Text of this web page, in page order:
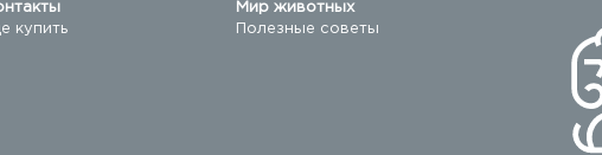
купить
Мир животных
Полезные советы